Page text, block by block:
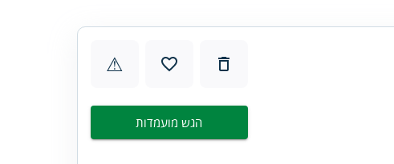
⚠
הגש מועמדות